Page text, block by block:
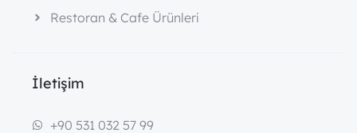
Restoran & Cafe Ürünleri
İletişim
+90 531 032 57 99